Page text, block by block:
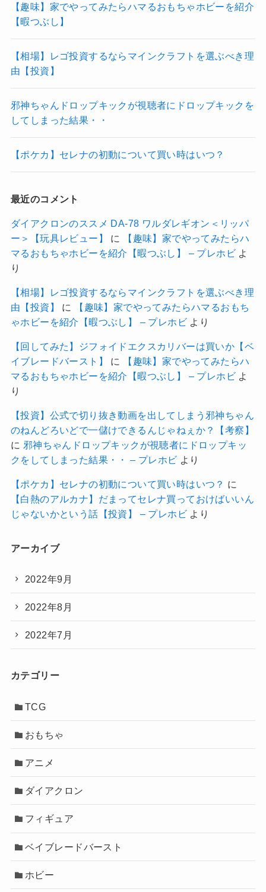
【趣味】家でやってみたらハマるおもちゃホビーを紹介
【暇つぶし】
【相場】レゴ投資するならマインクラフトを選ぶべき理
由【投資】
邪神ちゃんドロップキックが視聴者にドロップキックを
してしまった結果・・
【ポケカ】セレナの初動について買い時はいつ？
最近のコメント
ダイアクロンのススメ DA-78 ワルダレギオン＜リッパ
ー＞【玩具レビュー】
に
【趣味】家でやってみたらハ
マるおもちゃホビーを紹介【暇つぶし】 – プレホビ よ
り
【相場】レゴ投資するならマインクラフトを選ぶべき理
由【投資】
に
【趣味】家でやってみたらハマるおもち
ゃホビーを紹介【暇つぶし】 – プレホビより
【回してみた】ジフォイドエクスカリバーは買いか【ベ
イブレードバースト】
に
【趣味】家でやってみたらハ
マるおもちゃホビーを紹介【暇つぶし】 – プレホビ よ
り
【投資】公式で切り抜き動画を出してしまう邪神ちゃん
のねんどろいどで一儲けできるんじゃねぇか？【考察】
に 邪神ちゃんドロップキックが視聴者にドロップキッ
クをしてしまった結果・・ – プレホビ より
【ポケカ】セレナの初動について買い時はいつ？ に
【白熱のアルカナ】だまってセレナ買っておけばいいん
じゃないかという話【投資】 – プレホビより
アーカイブ
2022年9月
2022年8月
2022年7月
カテゴリー
TCG
おもちゃ
アニメ
ダイアクロン
フィギュア
ベイブレードバースト
ホビー